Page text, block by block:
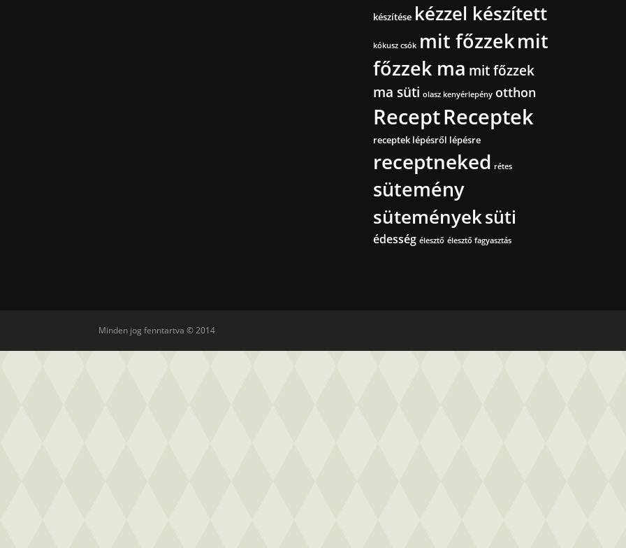
készítése kézzel készített
kókusz csók mit főzzekmit
főzzek ma mit főzzek
ma süti olasz kenyérlepény otthon
ReceptReceptek
receptek lépésről lépésre
receptneked rétes
sütemény
süteményeksüti
édesség élesztő élesztő fagyasztás
Minden jog fenntartva © 2014